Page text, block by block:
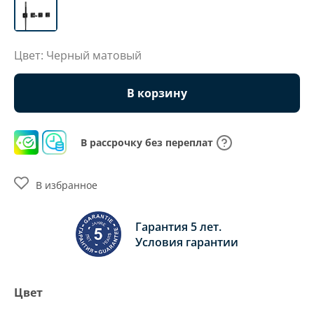
Цвет: Черный матовый
В корзину
В рассрочку без переплат
Гарантия 5 лет.
Условия гарантии
В избранное
Цвет